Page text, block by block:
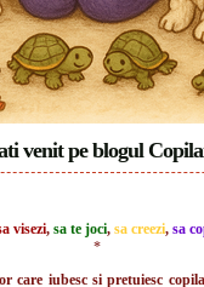
venit pe blogul
visezi, sa te joci, sa creezi, sa
*
care iubesc si pretuiesc